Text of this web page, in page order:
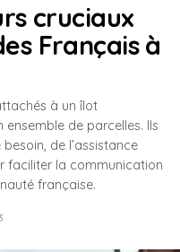
cruciaux
Français à
à un îlot
de parcelles. Ils
de l’assistance
faciliter la communication
française.